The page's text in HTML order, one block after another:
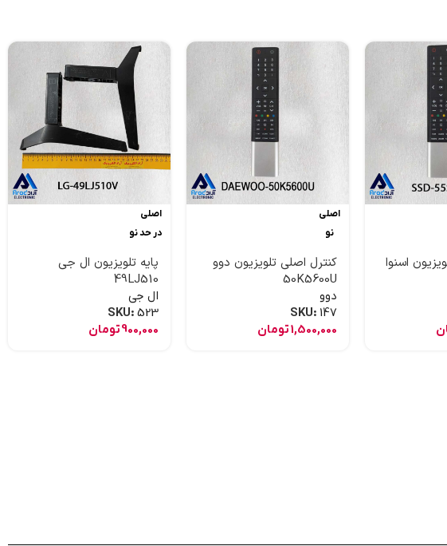
اسنوا
اصلی
نو
کنترل اصلی تلویزیون دوو
50K5600U
دوو
SKU: 147
1,500,000تومان
اصلی
در حد نو
پایه تلویزیون ال جی
49LJ510
ال جی
SKU: 523
900,000تومان